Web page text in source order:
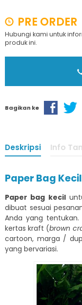
PRE ORDER
Hubungi kami untuk
produk ini.
Bagikan ke
Deskripsi Info
Paper Bag
Paper bag kecil
dibuat sesuai
Anda yang
kertas kraft (brown
cartoon, marga /
yang bervariasi.